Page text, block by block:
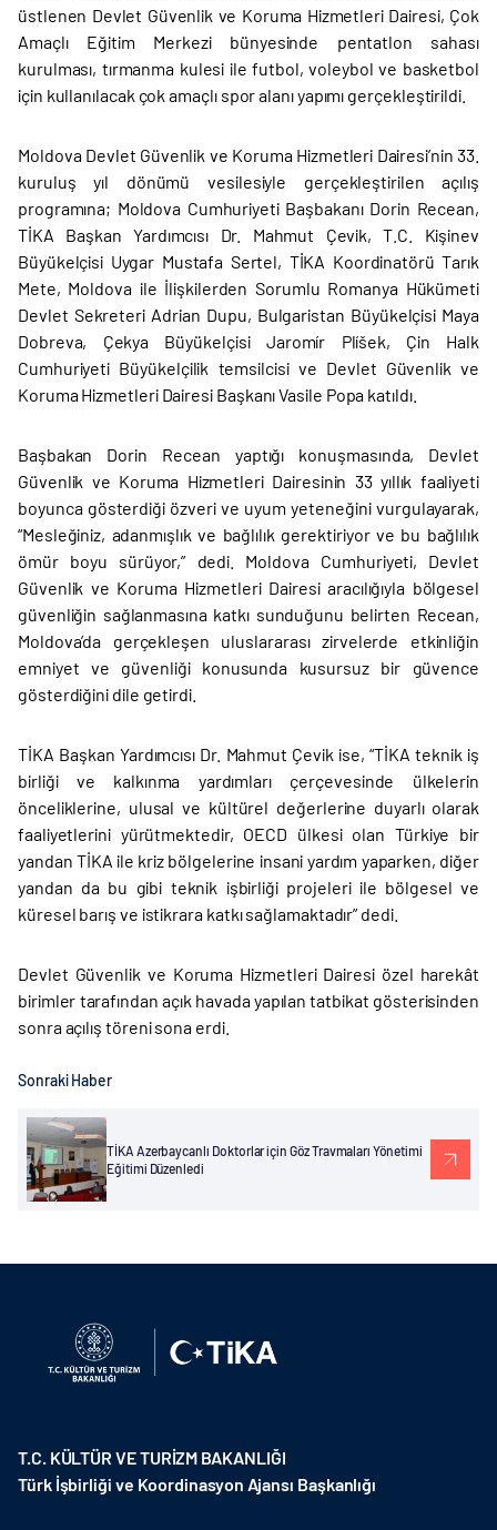
üstlenen Devlet Güvenlik ve Koruma Hizmetleri Dairesi, Çok
Amaçlı Eğitim Merkezi bünyesinde pentatlon sahası
kurulması, tırmanma kulesi ile futbol, voleybol ve basketbol
için kullanılacak çok amaçlı spor alanı yapımı gerçekleştirildi.
Moldova Devlet Güvenlik ve Koruma Hizmetleri Dairesi’nin 33.
kuruluş yıl dönümü vesilesiyle gerçekleştirilen açılış
programına; Moldova Cumhuriyeti Başbakanı Dorin Recean,
TİKA Başkan Yardımcısı Dr. Mahmut Çevik, T.C. Kişinev
Büyükelçisi Uygar Mustafa Sertel, TİKA Koordinatörü Tarık
Mete, Moldova ile İlişkilerden Sorumlu Romanya Hükümeti
Devlet Sekreteri Adrian Dupu, Bulgaristan Büyükelçisi Maya
Dobreva, Çekya Büyükelçisi Jaromír Plíšek, Çin Halk
Cumhuriyeti Büyükelçilik temsilcisi ve Devlet Güvenlik ve
Koruma Hizmetleri Dairesi Başkanı Vasile Popa katıldı.
Başbakan Dorin Recean yaptığı konuşmasında, Devlet
Güvenlik ve Koruma Hizmetleri Dairesinin 33 yıllık faaliyeti
boyunca gösterdiği özveri ve uyum yeteneğini vurgulayarak,
“Mesleğiniz, adanmışlık ve bağlılık gerektiriyor ve bu bağlılık
ömür boyu sürüyor,” dedi. Moldova Cumhuriyeti, Devlet
Güvenlik ve Koruma Hizmetleri Dairesi aracılığıyla bölgesel
güvenliğin sağlanmasına katkı sunduğunu belirten Recean,
Moldova’da gerçekleşen uluslararası zirvelerde etkinliğin
emniyet ve güvenliği konusunda kusursuz bir güvence
gösterdiğini dile getirdi.
TİKA Başkan Yardımcısı Dr. Mahmut Çevik ise, “TİKA teknik iş
birliği ve kalkınma yardımları çerçevesinde ülkelerin
önceliklerine, ulusal ve kültürel değerlerine duyarlı olarak
faaliyetlerini yürütmektedir, OECD ülkesi olan Türkiye bir
yandan TİKA ile kriz bölgelerine insani yardım yaparken, diğer
yandan da bu gibi teknik işbirliği projeleri ile bölgesel ve
küresel barış ve istikrara katkı sağlamaktadır” dedi.
Devlet Güvenlik ve Koruma Hizmetleri Dairesi özel harekât
birimler tarafından açık havada yapılan tatbikat gösterisinden
sonra açılış töreni sona erdi.
Sonraki Haber
TİKA Azerbaycanlı Doktorlar için Göz Travmaları Yönetimi
Eğitimi Düzenledi
T.C. KÜLTÜR VE TURİZM BAKANLIĞI
Türk İşbirliği ve Koordinasyon Ajansı Başkanlığı